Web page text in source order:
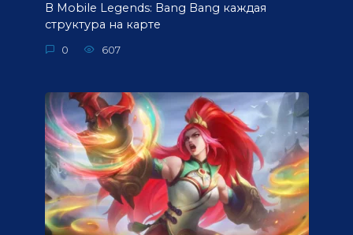
В Mobile Legends: Bang Bang каждая
структура на карте
0 607